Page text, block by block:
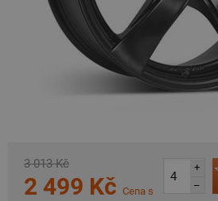
3 013 Kč
2 499 Kč Cena s
+
–